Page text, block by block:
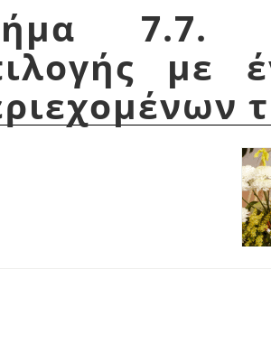
7.7.
με